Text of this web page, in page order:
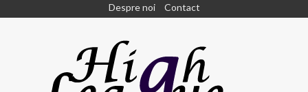
Despre noi Contact